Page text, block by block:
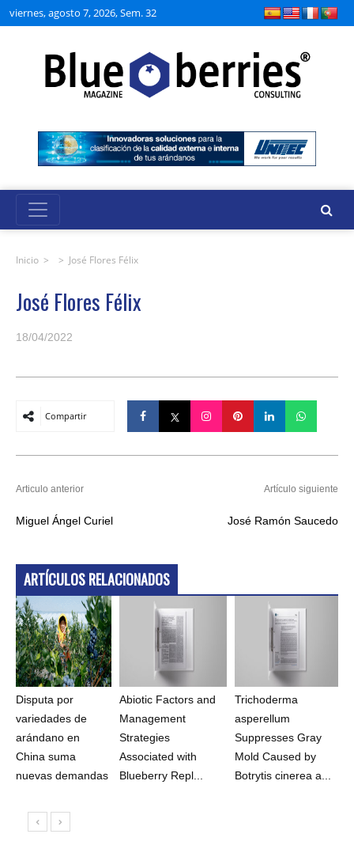
viernes, agosto 7, 2026, Sem. 32
Inicio > > José Flores Félix
José Flores Félix
18/04/2022
Compartir
Articulo anterior
Miguel Ángel Curiel
Artículo siguiente
José Ramón Saucedo
ARTÍCULOS RELACIONADOS
Disputa por
variedades de
arándano en
China suma
nuevas demandas
Abiotic Factors and
Management
Strategies
Associated with
Blueberry Repl...
Trichoderma
asperellum
Suppresses Gray
Mold Caused by
Botrytis cinerea a...